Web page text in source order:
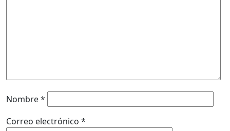
Nombre*
Correo electrónico *